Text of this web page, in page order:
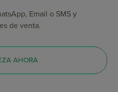
Email o SMS y
de venta.
AHORA